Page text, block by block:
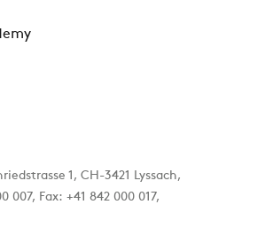
1, CH-3421 Lyssach,
007, Fax: +41 842 000 017,